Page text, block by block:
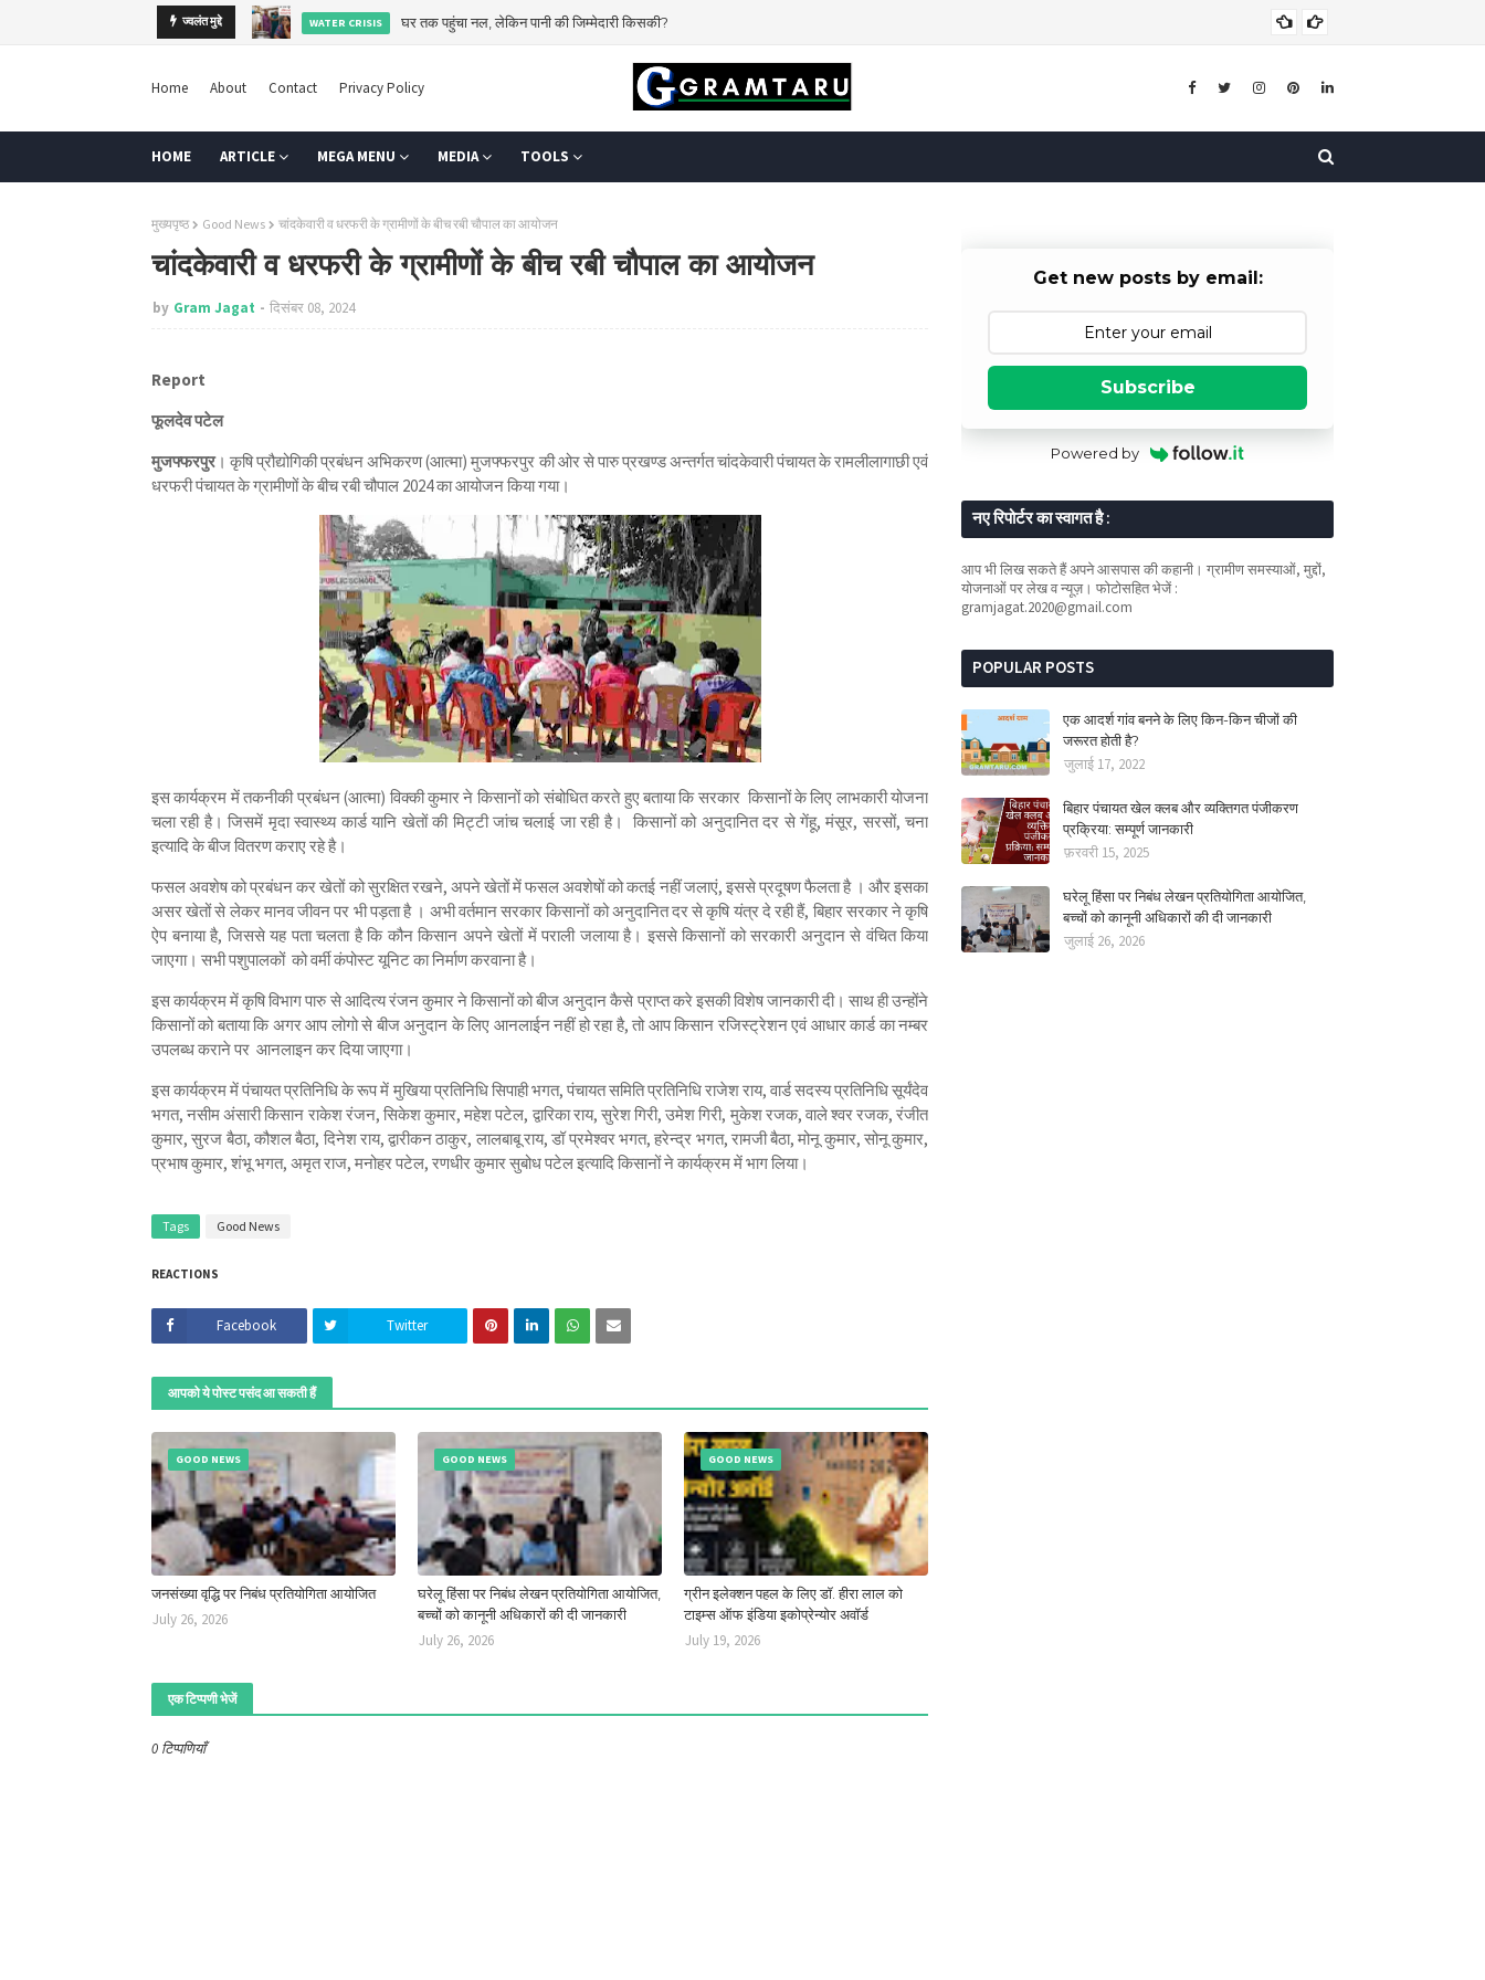
ज्वलंत मुद्दे
WATER CRISIS घर तक पहुंचा नल, लेकिन पानी की जिम्मेदारी किसकी?
Home About Contact Privacy Policy
HOME ARTICLE MEGA MENU MEDIA TOOLS
मुख्यपृष्ठ Good News चांदकेवारी व धरफरी के ग्रामीणों के बीच रबी चौपाल का आयोजन
चांदकेवारी व धरफरी के ग्रामीणों के बीच रबी चौपाल का आयोजन
by Gram Jagat दिसंबर 08, 2024
Report
फूलदेव पटेल
मुजफ्फरपुर। कृषि प्रौद्योगिकी प्रबंधन अभिकरण (आत्मा) मुजफ्फरपुर की ओर से पारु प्रखण्ड अन्तर्गत चांदकेवारी पंचायत के रामलीलागाछी एवं
धरफरी पंचायत के ग्रामीणों के बीच रबी चौपाल 2024 का आयोजन किया गया।
इस कार्यक्रम में तकनीकी प्रबंधन (आत्मा) विक्की कुमार ने किसानों को संबोधित करते हुए बताया कि सरकार किसानों के लिए लाभकारी योजना
चला रही है। जिसमें मृदा स्वास्थ्य कार्ड यानि खेतों की मिट्टी जांच‌ चलाई जा रही है। किसानों को अनुदानित दर से गेंहू, मंसूर, सरसों, चना
इत्यादि के बीज वितरण कराए रहे है।
फसल अवशेष को प्रबंधन कर खेतों को सुरक्षित रखने, अपने खेतों में फसल अवशेषों को कतई नहीं जलाएं, इससे प्रदूषण फैलता है । और इसका
असर खेतों से लेकर मानव जीवन पर भी पड़ता है । अभी वर्तमान सरकार किसानों को अनुदानित दर से कृषि यंत्र दे रही हैं, बिहार सरकार ने कृषि
ऐप बनाया है, जिससे यह पता चलता है कि कौन किसान अपने खेतों में पराली जलाया है। इससे किसानों को सरकारी अनुदान से वंचित किया
जाएगा। सभी पशुपालकों को वर्मी कंपोस्ट यूनिट का निर्माण करवाना है।
इस कार्यक्रम में कृषि विभाग पारु से आदित्य रंजन कुमार ने किसानों को बीज अनुदान कैसे प्राप्त करे इसकी विशेष जानकारी दी। साथ ही उन्होंने
किसानों को बताया कि अगर आप लोगो से बीज अनुदान के लिए आनलाईन नहीं हो रहा है, तो आप किसान रजिस्ट्रेशन एवं आधार कार्ड का नम्बर
उपलब्ध कराने पर आनलाइन कर दिया जाएगा।
इस कार्यक्रम में पंचायत प्रतिनिधि के रूप में मुखिया प्रतिनिधि सिपाही भगत, पंचायत समिति प्रतिनिधि राजेश राय, वार्ड सदस्य प्रतिनिधि सूर्यंदेव
भगत, नसीम अंसारी किसान राकेश रंजन, सिकेश कुमार, महेश पटेल, द्वारिका राय, सुरेश गिरी, उमेश गिरी, मुकेश रजक, वाले श्वर रजक, रंजीत
कुमार, सुरज बैठा, कौशल बैठा, दिनेश राय, द्वारीकन ठाकुर, लालबाबू राय, डॉ प्रमेश्वर भगत, हरेन्द्र भगत, रामजी बैठा, मोनू कुमार, सोनू कुमार,
प्रभाष कुमार, शंभू भगत, अमृत राज, मनोहर पटेल, रणधीर कुमार सुबोध पटेल इत्यादि किसानों ने कार्यक्रम में भाग लिया।
Tags Good News
REACTIONS
Facebook Twitter
आपको ये पोस्ट पसंद आ सकती हैं
GOOD NEWS
जनसंख्या वृद्धि पर निबंध प्रतियोगिता आयोजित
July 26, 2026
GOOD NEWS
घरेलू हिंसा पर निबंध लेखन प्रतियोगिता आयोजित,
बच्चों को कानूनी अधिकारों की दी जानकारी
July 26, 2026
GOOD NEWS
ग्रीन इलेक्शन पहल के लिए डॉ. हीरा लाल को
टाइम्स ऑफ इंडिया इकोप्रेन्योर अवॉर्ड
July 19, 2026
एक टिप्पणी भेजें
0 टिप्पणियाँ
Get new posts by email:
Subscribe
Powered by
नए रिपोर्टर का स्वागत है :
आप भी लिख सकते हैं अपने आसपास की कहानी। ग्रामीण समस्याओं, मुद्दों,
योजनाओं पर लेख व न्यूज़। फोटोसहित भेजें :
gramjagat.2020@gmail.com
POPULAR POSTS
एक आदर्श गांव बनने के लिए किन-किन चीजों की
जरूरत होती है?
जुलाई 17, 2022
बिहार पंचायत खेल क्लब और व्यक्तिगत पंजीकरण
प्रक्रिया: सम्पूर्ण जानकारी
फ़रवरी 15, 2025
घरेलू हिंसा पर निबंध लेखन प्रतियोगिता आयोजित,
बच्चों को कानूनी अधिकारों की दी जानकारी
जुलाई 26, 2026